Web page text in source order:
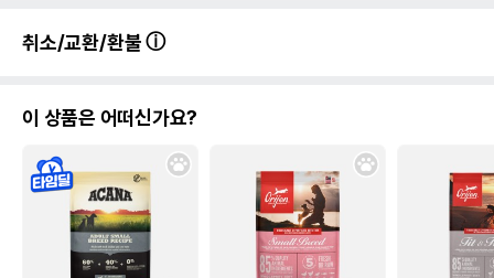
취소/교환/환불
이 상품은 어떠신가요?